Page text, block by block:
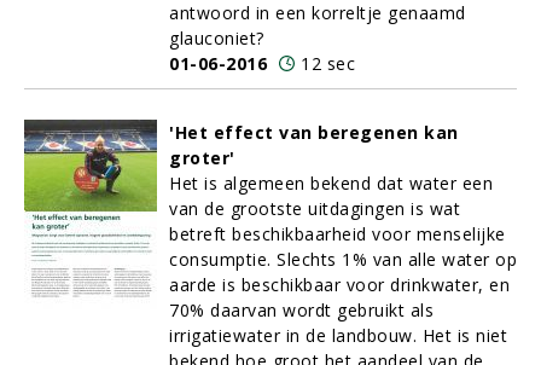
antwoord in een korreltje genaamd
glauconiet?
01-06-2016
12 sec
'Het effect van beregenen kan
groter'
Het is algemeen bekend dat water een
van de grootste uitdagingen is wat
betreft beschikbaarheid voor menselijke
consumptie. Slechts 1% van alle water op
aarde is beschikbaar voor drinkwater, en
70% daarvan wordt gebruikt als
irrigatiewater in de landbouw. Het is niet